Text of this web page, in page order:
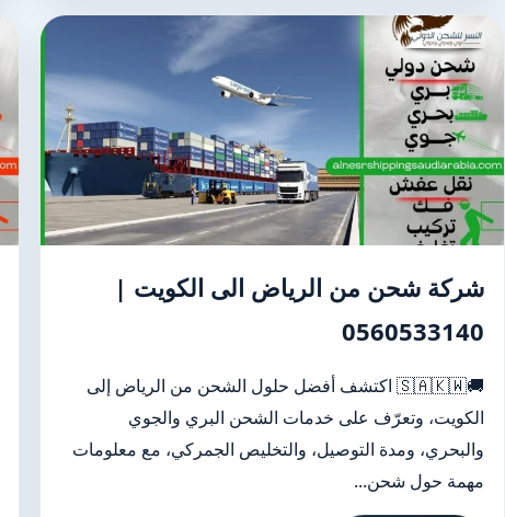
شركة شحن من الرياض الى الكويت |
0560533140
🚚🇸🇦🇰🇼 اكتشف أفضل حلول الشحن من الرياض إلى
الكويت، وتعرّف على خدمات الشحن البري والجوي
والبحري، ومدة التوصيل، والتخليص الجمركي، مع معلومات
مهمة حول شحن...